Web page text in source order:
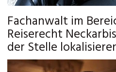
Fachanwalt im
Reiserecht
der Stelle